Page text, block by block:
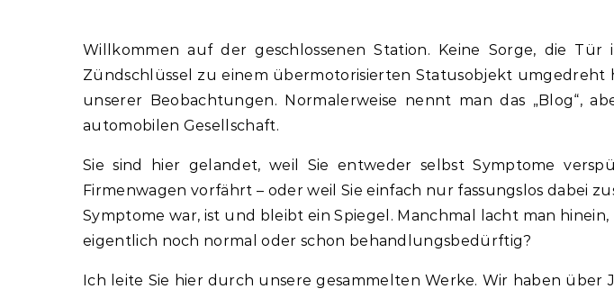
Willkommen auf der geschlossenen Station. Keine Sorge, die Tür ist nur angelehnt – aber wenn wir ehrlich sind: Wer einmal den
Zündschlüssel zu einem übermotorisierten Statusobjekt
unserer Beobachtungen. Normalerweise nennt man das „Blog“,
automobilen Gesellschaft.
Sie sind hier gelandet, weil Sie entweder selbst Symptome
Firmenwagen vorfährt – oder weil Sie einfach nur fassungslos dabei
Symptome war, ist und bleibt ein Spiegel. Manchmal lacht man
eigentlich noch normal oder schon behandlungsbedürftig?
Ich leite Sie hier durch unsere gesammelten Werke. Wir haben